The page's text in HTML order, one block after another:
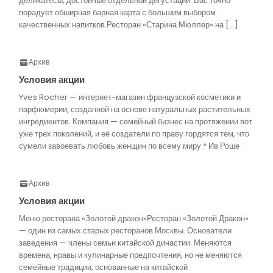
порадует обширная барная карта с большим выбором
качественных напитков.Ресторан «Старина Мюллер» на […]
Архив
Условия акции
Yves Rocher — интернет-магазин французской косметики и
парфюмерии, созданной на основе натуральных растительных
ингредиентов. Компания — семейный бизнес на протяжении вот
уже трех поколений, и её создатели по праву гордятся тем, что
сумели завоевать любовь женщин по всему миру.* Ив Роше
Архив
Условия акции
Меню ресторана «Золотой дракон»Ресторан «Золотой Дракон»
— один из самых старых ресторанов Москвы. Основатели
заведения — члены семьи китайской династии. Меняются
времена, нравы и кулинарные предпочтения, но не меняются
семейные традиции, основанные на китайской